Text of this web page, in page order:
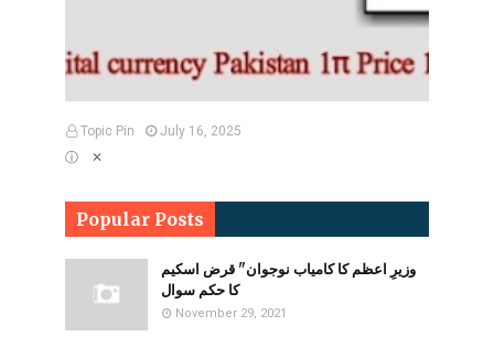
Topic Pin
July 16, 2025
ⓘ ✕
Popular Posts
وزیرِ اعظم کا کامیاب نوجوان" قرض اسکیم
کا حکم سوال
November 29, 2021